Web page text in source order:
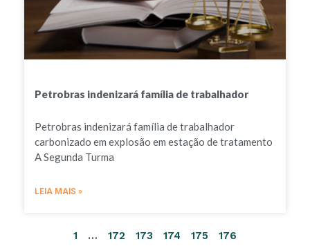
Petrobras indenizará família de trabalhador
Petrobras indenizará família de trabalhador
carbonizado em explosão em estação de tratamento
A Segunda Turma
LEIA MAIS »
1 … 172 173 174 175 176